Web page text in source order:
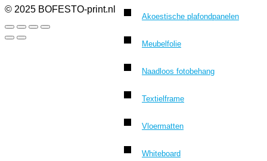
Akoestische plafondpanelen
Meubelfolie
Naadloos fotobehang
Textielframe
Vloermatten
Whiteboard
© 2025 BOFESTO-print.nl